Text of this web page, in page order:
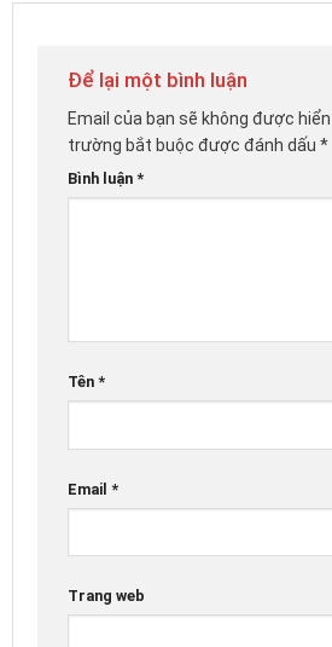
Để lại một bình luận
Email của bạn sẽ không được
trường bắt buộc được đánh dấu *
Bình luận *
Tên *
Email *
Trang web